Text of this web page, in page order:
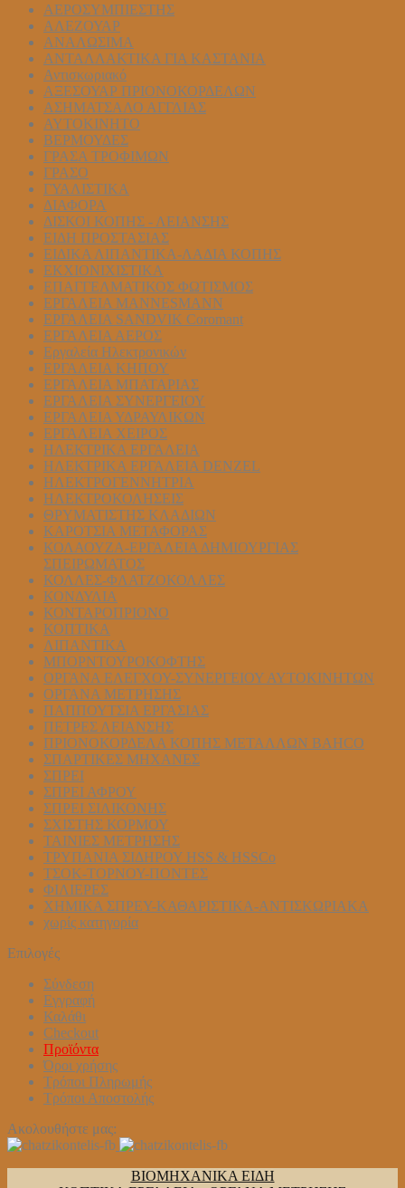
ΑΕΡΟΣΥΜΠΙΕΣΤΗΣ
ΑΛΕΖΟΥΑΡ
ΑΝΑΛΩΣΙΜΑ
ΑΝΤΑΛΛΑΚΤΙΚΑ ΓΙΑ ΚΑΣΤΑΝΙΑ
Αντισκωριακό
ΑΞΕΣΟΥΑΡ ΠΡΙΟΝΟΚΟΡΔΕΛΩΝ
ΑΣΗΜΑΤΣΑΛΟ ΑΓΓΛΙΑΣ
ΑΥΤΟΚΙΝΗΤΟ
ΒΕΡΜΟΥΔΕΣ
ΓΡΑΣΑ ΤΡΟΦΙΜΩΝ
ΓΡΑΣΟ
ΓΥΑΛΙΣΤΙΚΑ
ΔΙΑΦΟΡΑ
ΔΙΣΚΟΙ ΚΟΠΗΣ - ΛΕΙΑΝΣΗΣ
ΕΙΔΗ ΠΡΟΣΤΑΣΙΑΣ
ΕΙΔΙΚΑ ΛΙΠΑΝΤΙΚΑ-ΛΑΔΙΑ ΚΟΠΗΣ
ΕΚΧΙΟΝΙΧΙΣΤΙΚΑ
ΕΠΑΓΓΕΛΜΑΤΙΚΟΣ ΦΩΤΙΣΜΟΣ
ΕΡΓΑΛΕΙΑ MANNESMANN
ΕΡΓΑΛΕΙΑ SANDVIK Coromant
ΕΡΓΑΛΕΙΑ ΑΕΡΟΣ
Εργαλεία Ηλεκτρονικών
ΕΡΓΑΛΕΙΑ ΚΗΠΟΥ
ΕΡΓΑΛΕΙΑ ΜΠΑΤΑΡΙΑΣ
ΕΡΓΑΛΕΙΑ ΣΥΝΕΡΓΕΙΟΥ
ΕΡΓΑΛΕΙΑ ΥΔΡΑΥΛΙΚΩΝ
ΕΡΓΑΛΕΙΑ ΧΕΙΡΟΣ
ΗΛΕΚΤΡΙΚΑ ΕΡΓΑΛΕΙΑ
ΗΛΕΚΤΡΙΚΑ ΕΡΓΑΛΕΙΑ DENZEL
ΗΛΕΚΤΡΟΓΕΝΝΗΤΡΙΑ
ΗΛΕΚΤΡΟΚΟΛΗΣΕΙΣ
ΘΡΥΜΑΤΙΣΤΗΣ ΚΛΑΔΙΩΝ
ΚΑΡΟΤΣΙΑ ΜΕΤΑΦΟΡΑΣ
ΚΟΛΑΟΥΖΑ-ΕΡΓΑΛΕΙΑ ΔΗΜΙΟΥΡΓΙΑΣ
ΣΠΕΙΡΩΜΑΤΟΣ
ΚΟΛΛΕΣ-ΦΛΑΤΖΟΚΟΛΛΕΣ
ΚΟΝΔΥΛΙΑ
ΚΟΝΤΑΡΟΠΡΙΟΝΟ
ΚΟΠΤΙΚΑ
ΛΙΠΑΝΤΙΚΑ
ΜΠΟΡΝΤΟΥΡΟΚΟΦΤΗΣ
ΟΡΓΑΝΑ ΕΛΕΓΧΟΥ-ΣYΝΕΡΓΕΙΟΥ ΑΥΤΟΚΙΝΗΤΩΝ
ΟΡΓΑΝΑ ΜΕΤΡΗΣΗΣ
ΠΑΠΠΟΥΤΣΙΑ ΕΡΓΑΣΙΑΣ
ΠΕΤΡΕΣ ΛΕΙΑΝΣΗΣ
ΠΡΙΟΝΟΚΟΡΔΕΛΑ ΚΟΠΗΣ ΜΕΤΑΛΛΩΝ BAHCO
ΣΠΑΡΤΙΚΕΣ ΜΗΧΑΝΕΣ
ΣΠΡΕΙ
ΣΠΡΕΙ ΑΦΡΟΥ
ΣΠΡΕΙ ΣΙΛΙΚΟΝΗΣ
ΣΧΙΣΤΗΣ ΚΟΡΜΟΥ
ΤΑΙΝΙΕΣ ΜΕΤΡΗΣΗΣ
ΤΡΥΠΑΝΙΑ ΣΙΔΗΡΟΥ HSS & HSSCo
ΤΣΟΚ-ΤΟΡΝΟΥ-ΠΟΝΤΕΣ
ΦΙΛΙΕΡΕΣ
ΧΗΜΙΚΑ ΣΠΡΕΥ-ΚΑΘΑΡΙΣΤΙΚΑ-ΑΝΤΙΣΚΩΡΙΑΚΑ
χωρίς κατηγορία
Επιλογές
Σύνδεση
Εγγραφή
Καλάθι
Checkout
Προϊόντα
Όροι χρήσης
Τρόποι Πληρωμής
Τρόποι Αποστολής
Ακολουθήστε μας:
ΒΙΟΜΗΧΑΝΙΚΑ ΕΙΔΗ